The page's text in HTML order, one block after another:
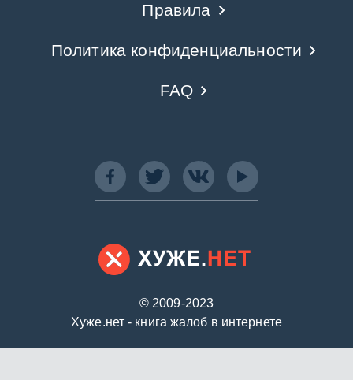
© 2009-2023
Хуже.нет - книга жалоб в интернете
Правила
Политика конфиденциальности
FAQ